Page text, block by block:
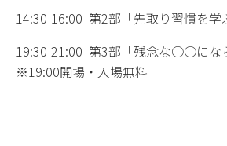
14:30-16:00 第2部「先取り習慣を学
19:30-21:00 第3部「残念な○○にな
※19:00開場・入場無料